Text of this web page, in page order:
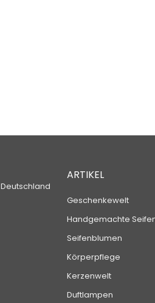
Deutschland
ARTIKEL
Geschenkewelt
Handgemachte
Seifenblumen
Körperpflege
Kerzenwelt
Duftlampen